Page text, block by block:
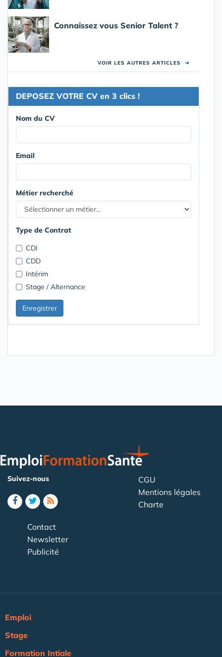
Connaissez vous Senior Talent ?
VOIR LES AUTRES ARTICLES ➜
DEPOSEZ VOTRE CV en 3 clics !
Nom du CV
Email
Métier recherché
Type de Contrat
CDI
CDD
Intérim
Stage / Alternance
Suivez-nous
CGU
Mentions légales
Charte
Contact
Newsletter
Publicité
Emploi
Stage
Formation Intiale